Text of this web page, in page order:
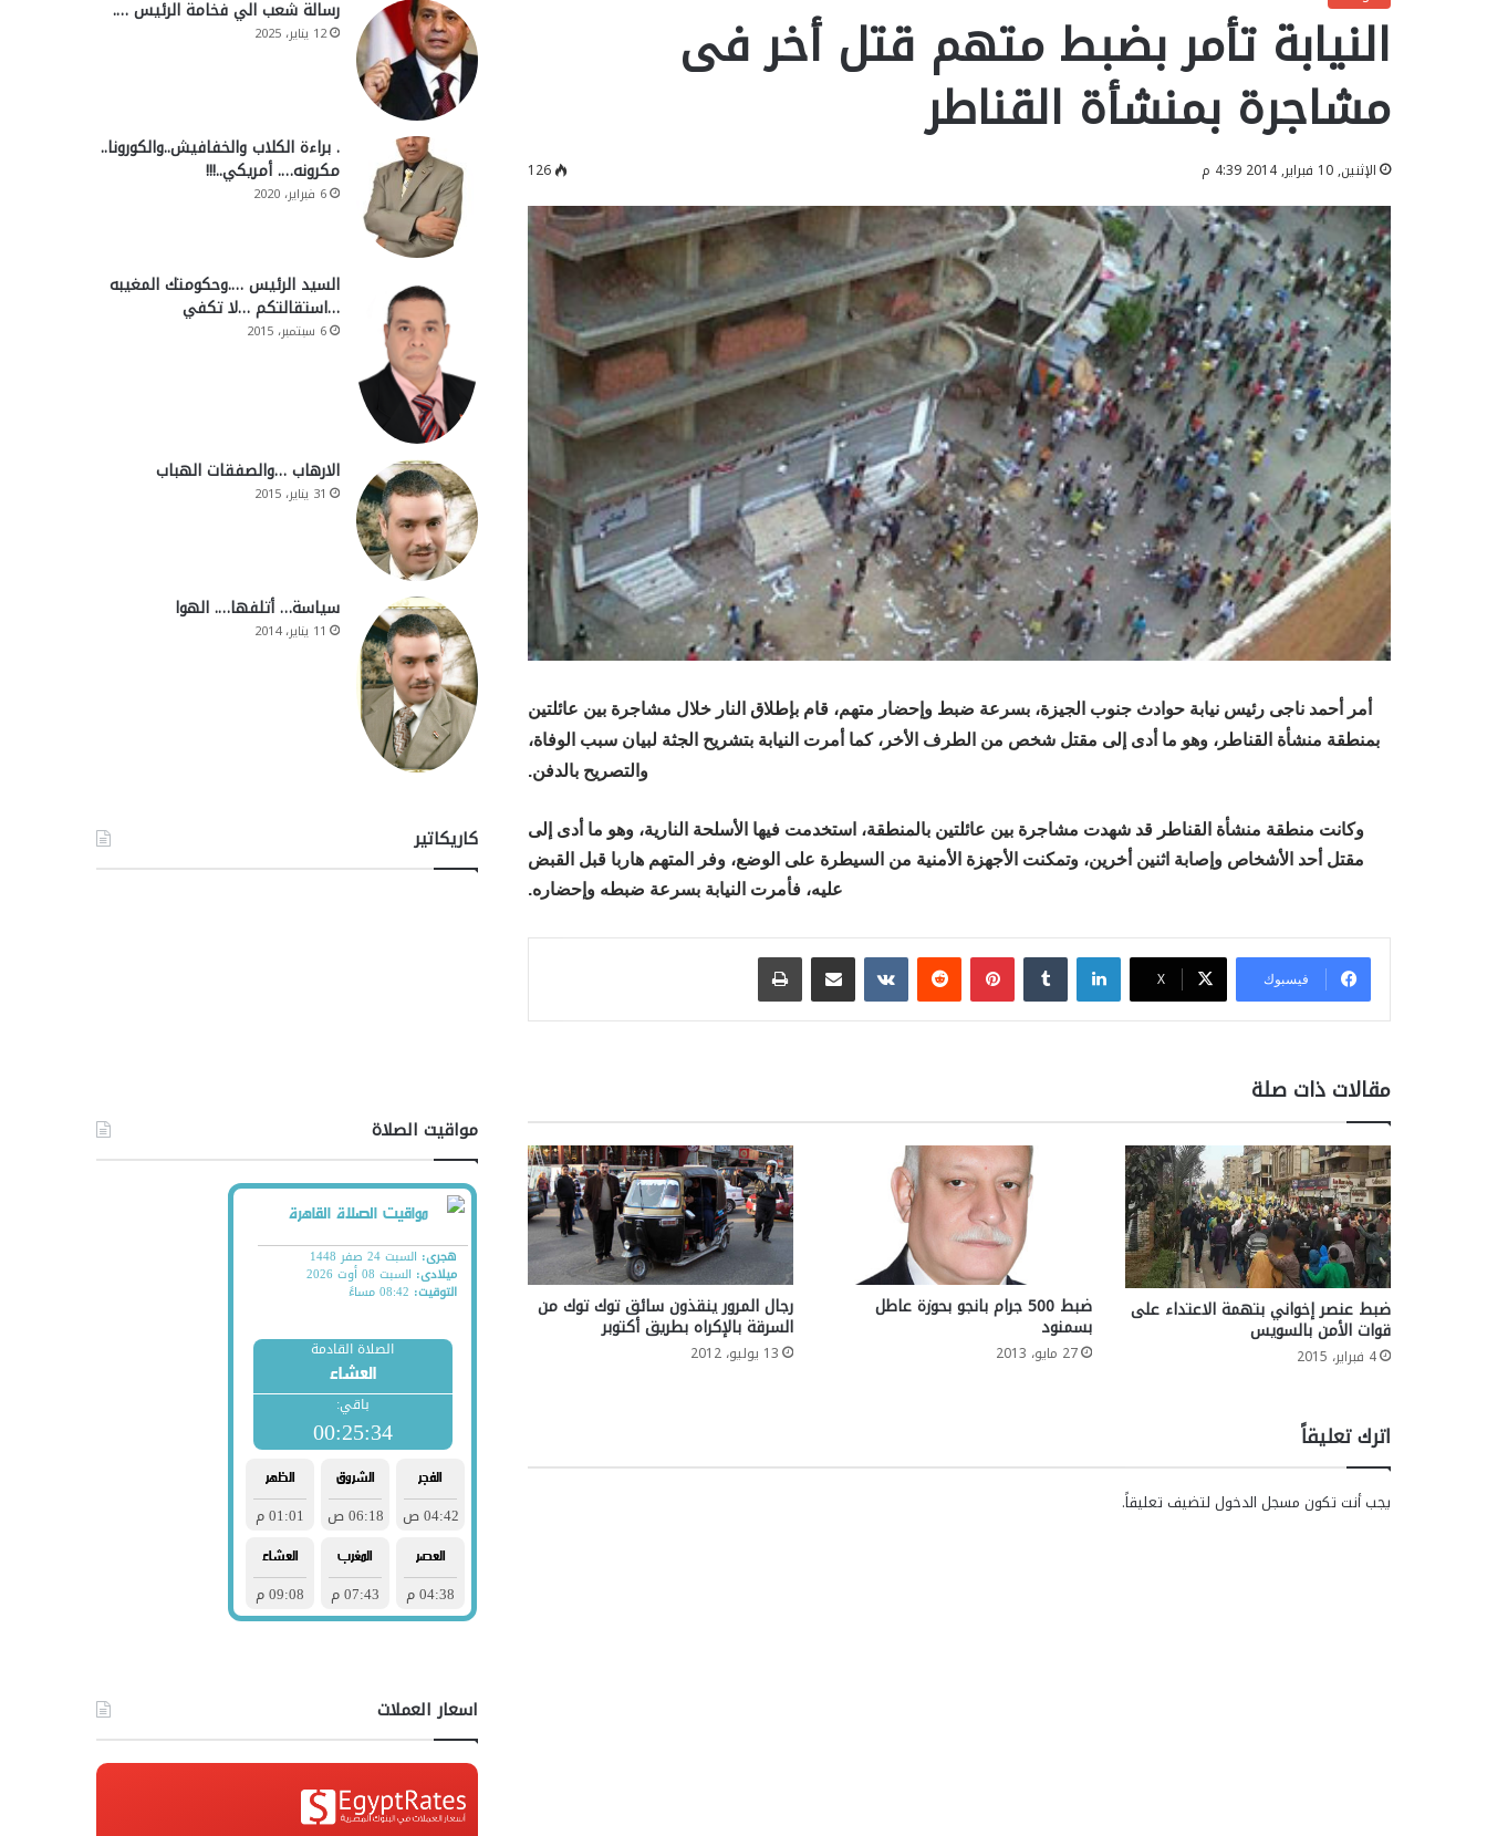
النيابة تأمر بضبط متهم قتل أخر فى
مشاجرة بمنشأة القناطر
الإثنين, 10 فبراير, 2014 4:39 م 126
أمر أحمد ناجى رئيس نيابة حوادث جنوب الجيزة، بسرعة ضبط وإحضار متهم، قام بإطلاق النار خلال مشاجرة بين عائلتين
بمنطقة منشأة القناطر، وهو ما أدى إلى مقتل شخص من الطرف الأخر، كما أمرت النيابة بتشريح الجثة لبيان سبب الوفاة،
والتصريح بالدفن.
وكانت منطقة منشأة القناطر قد شهدت مشاجرة بين عائلتين بالمنطقة، استخدمت فيها الأسلحة النارية، وهو ما أدى إلى
مقتل أحد الأشخاص وإصابة اثنين أخرين، وتمكنت الأجهزة الأمنية من السيطرة على الوضع، وفر المتهم هاربا قبل القبض
عليه، فأمرت النيابة بسرعة ضبطه وإحضاره.
فيسبوك ‫X
لينكدإن بينتيريست مشاركة عبر البريد طباعة
مقالات ذات صلة
ضبط عنصر إخواني بتهمة الاعتداء على
قوات الأمن بالسويس
4 فبراير، 2015
ضبط 500 جرام بانجو بحوزة عاطل
بسمنود
27 مايو، 2013
رجال المرور ينقذون سائق توك توك من
السرقة بالإكراه بطريق أكتوبر
13 يوليو، 2012
اترك تعليقاً
يجب أنت تكون مسجل الدخول لتضيف تعليقاً.
رسالة شعب الي فخامة الرئيس ….
12 يناير، 2025
. براءة الكلاب والخفافيش..والكورونا..
مكرونه…. أمريكي..!!!
6 فبراير، 2020
السيد الرئيس ….وحكومتك المغيبه
…استقالتكم …لا تكفي
6 سبتمبر، 2015
الارهاب …والصفقات الهباب
31 يناير، 2015
سياسة… أتلفها…. الهوا
11 يناير، 2014
كاريكاتير
مواقيت الصلاة
اسعار العملات